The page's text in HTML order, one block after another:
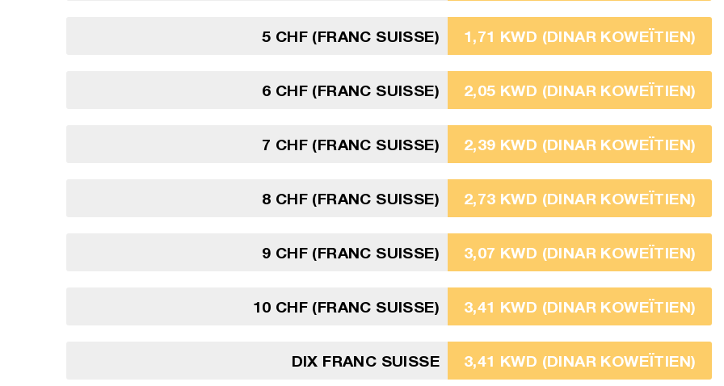
5 CHF (FRANC SUISSE) 1,71 KWD (DINAR KOWEÏTIEN)
6 CHF (FRANC SUISSE) 2,05 KWD (DINAR KOWEÏTIEN)
7 CHF (FRANC SUISSE) 2,39 KWD (DINAR KOWEÏTIEN)
8 CHF (FRANC SUISSE) 2,73 KWD (DINAR KOWEÏTIEN)
9 CHF (FRANC SUISSE) 3,07 KWD (DINAR KOWEÏTIEN)
10 CHF (FRANC SUISSE) 3,41 KWD (DINAR KOWEÏTIEN)
DIX FRANC SUISSE 3,41 KWD (DINAR KOWEÏTIEN)